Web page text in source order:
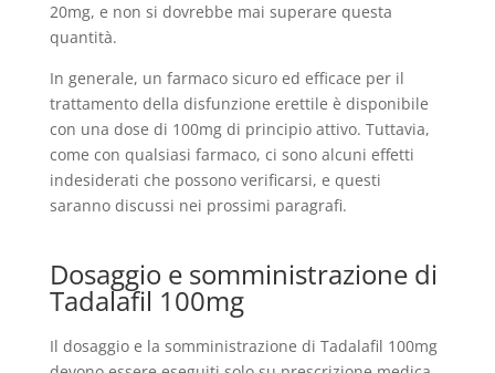
20mg, e non si dovrebbe mai superare questa
quantità.
In generale, un farmaco sicuro ed efficace per il
trattamento della disfunzione erettile è disponibile
con una dose di 100mg di principio attivo. Tuttavia,
come con qualsiasi farmaco, ci sono alcuni effetti
indesiderati che possono verificarsi, e questi
saranno discussi nei prossimi paragrafi.
Dosaggio e somministrazione di
Tadalafil 100mg
Il dosaggio e la somministrazione di Tadalafil 100mg